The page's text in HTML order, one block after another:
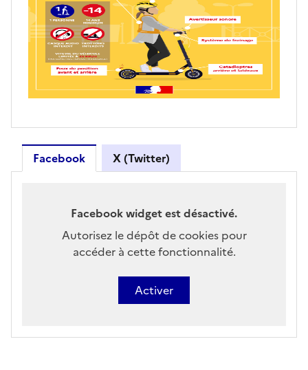
Facebook X (Twitter)
Passer Facebook
Facebook widget est désactivé.
Autorisez le dépôt de cookies pour
accéder à cette fonctionnalité.
Activer
Retour avant Facebook